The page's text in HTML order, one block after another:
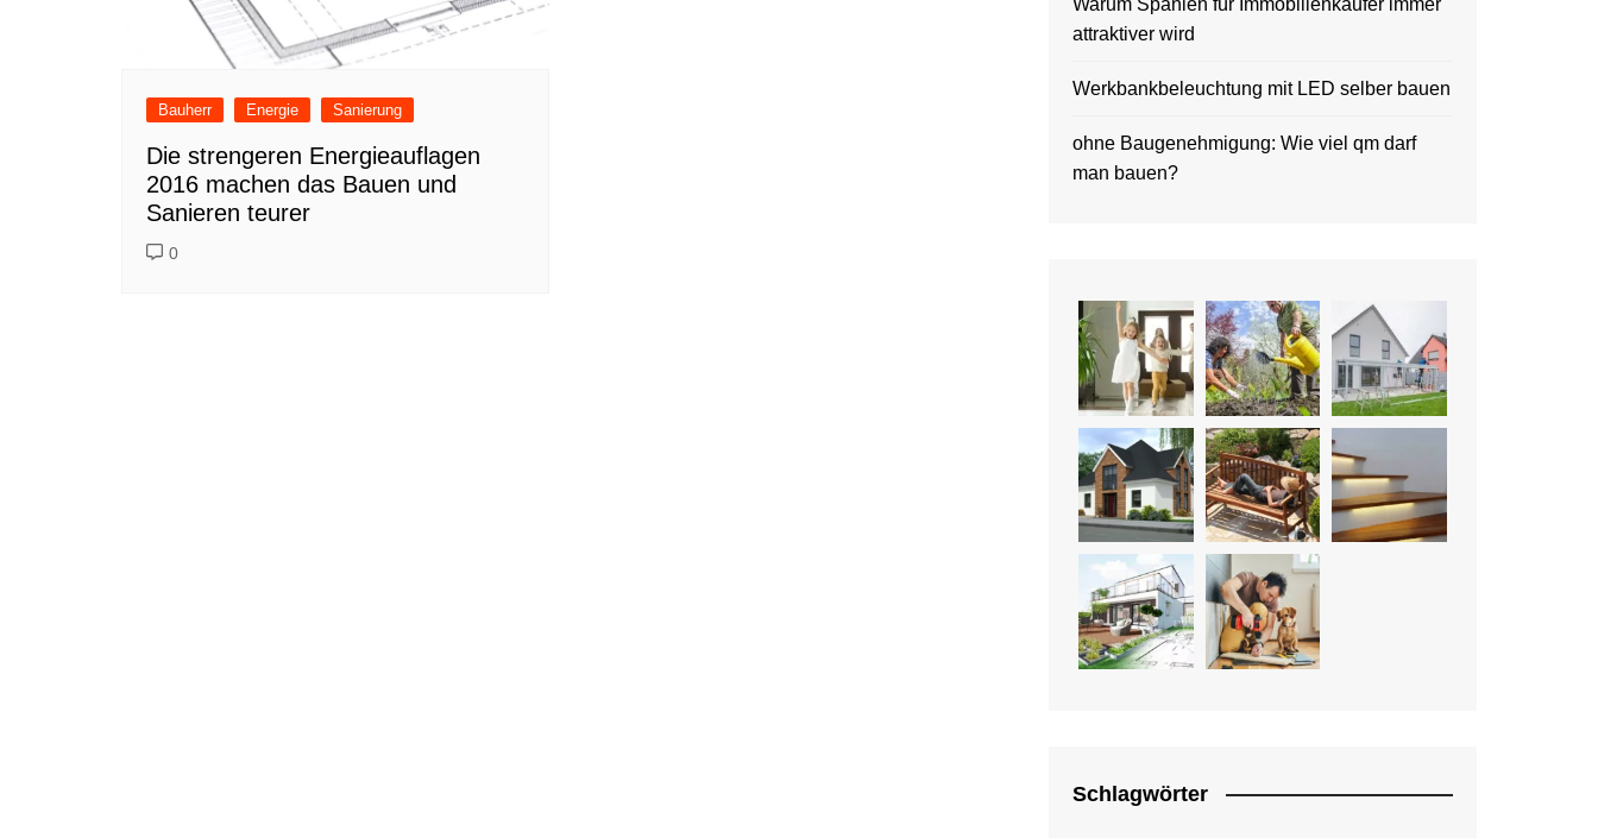
Bauherr Energie Sanierung
Die strengeren Energieauflagen
2016 machen das Bauen und
Sanieren teurer
0
Warum Spanien für Immobilienkäufer immer
attraktiver wird
Werkbankbeleuchtung mit LED selber bauen
ohne Baugenehmigung: Wie viel qm darf
man bauen?
Schlagwörter